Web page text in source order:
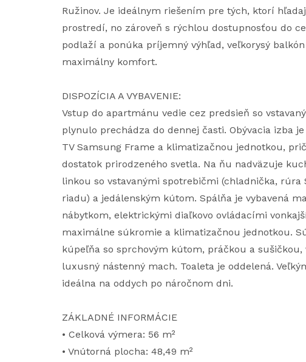
Ružinov. Je ideálnym riešením pre tých, ktorí
prostredí, no zároveň s rýchlou dostupnosťou do
podlaží a ponúka príjemný výhľad, veľkorysý
maximálny komfort.
DISPOZÍCIA A VYBAVENIE:
Vstup do apartmánu vedie cez predsieň so
plynulo prechádza do dennej časti. Obývacia izba
TV Samsung Frame a klimatizačnou jednotkou,
dostatok prirodzeného svetla. Na ňu nadväzuje
linkou so vstavanými spotrebičmi (chladnička, rúra
riadu) a jedálenským kútom. Spálňa je vybavená
nábytkom, elektrickými diaľkovo ovládacími
maximálne súkromie a klimatizačnou jednotkou.
kúpeľňa so sprchovým kútom, práčkou a
luxusný nástenný mach. Toaleta je oddelená.
ideálna na oddych po náročnom dni.
ZÁKLADNÉ INFORMÁCIE
• Celková výmera: 56 m²
• Vnútorná plocha: 48,49 m²